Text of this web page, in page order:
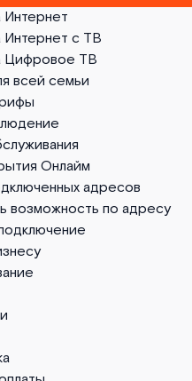
Интернет с ТВ
Цифровое ТВ
всей семьи
Онлайм
адресов
возможность по адресу